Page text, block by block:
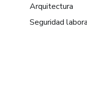
Arquitectura
Seguridad